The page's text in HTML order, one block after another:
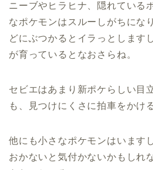
ニーブやヒラヒナ、隠れている
なポケモンはスルーしがちにな
どにぶつかるとイラっとします
が育っているとなおさらね。
セビエはあまり新ポケらしい目
も、見つけにくさに拍車をかけ
他にも小さなポケモンはいます
おかないと気付かないかもしれ